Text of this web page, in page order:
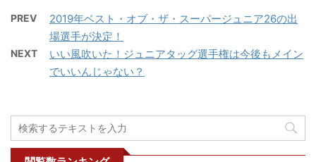
巻いていますしね。（※
殿もいずれ巻きます。中
西選手だってG1制覇して
から時間かかったし…）
ですが、ひとつ懸念があ
ります ...
をつらつらと…。 レスリ
ドを考える。新日本プロ
マッチ IWGPインターコ
ンチネンタルタイトルマ
前から5月4日のチケット
を購入していました。2
日連続開催だと2日目の4
日にIWGPヘビー級のタ
して見事に決定しました
ね。 ニュージャパンカッ
PREV
2019年ベスト・オブ・ザ・スーパージュニア26の出
場選手が決定！
NEXT
いい風吹いた！ジュニアタッグ選手権は今後もメイン
でいいんじゃない？